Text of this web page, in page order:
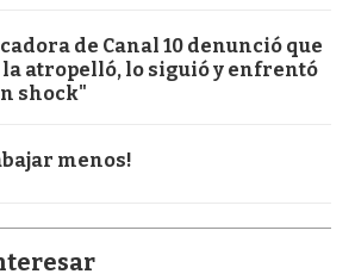
de Canal 10 denunció que
atropelló, lo siguió y enfrentó
shock"
menos!